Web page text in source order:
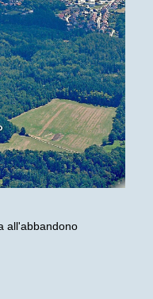
all'abbandono